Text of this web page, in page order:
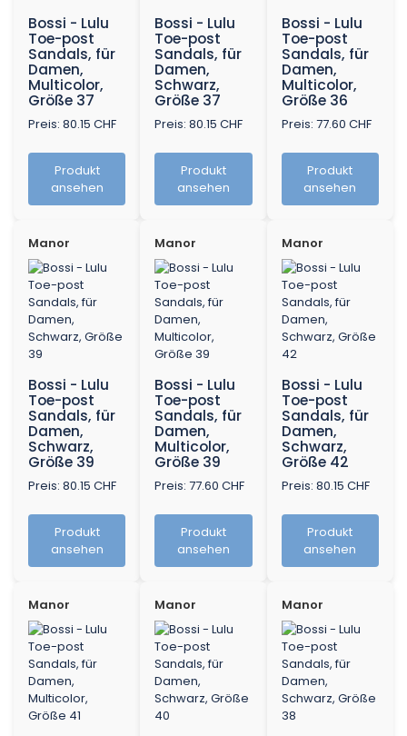
Bossi - Lulu
Toe-post
Sandals, für
Damen,
Multicolor,
Größe 37
Preis: 80.15 CHF
Produkt
ansehen
Bossi - Lulu
Toe-post
Sandals, für
Damen,
Schwarz,
Größe 37
Preis: 80.15 CHF
Produkt
ansehen
Bossi - Lulu
Toe-post
Sandals, für
Damen,
Multicolor,
Größe 36
Preis: 77.60 CHF
Produkt
ansehen
Manor
Bossi - Lulu
Toe-post
Sandals, für
Damen,
Schwarz,
Größe 39
Preis: 80.15 CHF
Produkt
ansehen
Manor
Bossi - Lulu
Toe-post
Sandals, für
Damen,
Multicolor,
Größe 39
Preis: 77.60 CHF
Produkt
ansehen
Manor
Bossi - Lulu
Toe-post
Sandals, für
Damen,
Schwarz,
Größe 42
Preis: 80.15 CHF
Produkt
ansehen
Manor Manor Manor